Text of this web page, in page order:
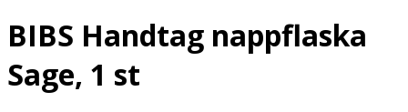
BIBS Handtag nappflaska
Sage, 1 st